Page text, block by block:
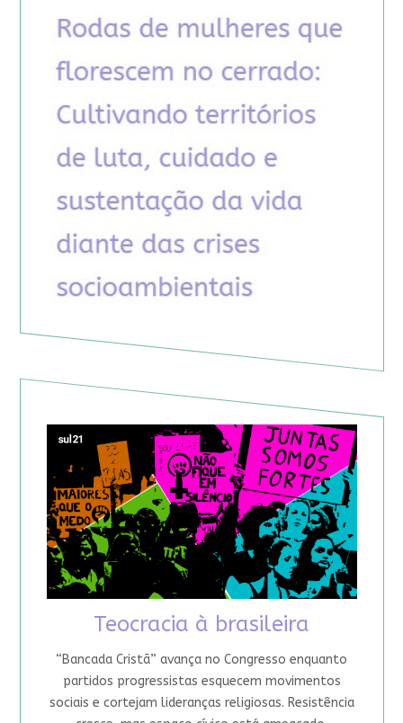
Teocracia à brasileira
“Bancada Cristã” avança no Congresso enquanto
partidos progressistas esquecem movimentos
sociais e cortejam lideranças religiosas. Resistência